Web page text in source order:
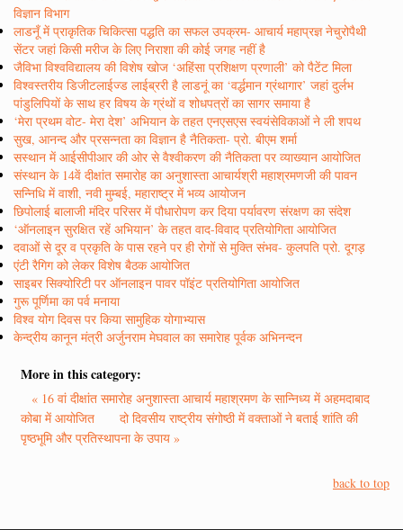
विज्ञान विभाग
लाडनूँ में प्राकृतिक चिकित्सा पद्धति का सफल उपक्रम- आचार्य महाप्रज्ञ नेचुरोपैथी
सेंटर जहां किसी मरीज के लिए निराशा की कोई जगह नहीं है
जैविभा विश्वविद्यालय की विशेष खोज ‘अहिंसा प्रशिक्षण प्रणाली’ को पैटेंट मिला
विश्वस्तरीय डिजीटलाईज्ड लाईब्ररी है लाडनूं का ‘वर्द्धमान ग्रंथागार’ जहां दुर्लभ
पांडुलिपियों के साथ हर विषय के ग्रंथों व शोधपत्रों का सागर समाया है
‘मेरा प्रथम वोट- मेरा देश’ अभियान के तहत एनएसएस स्वयंसेविकाओं ने ली शपथ
सुख, आनन्द और प्रसन्नता का विज्ञान है नैतिकता- प्रो. बीएम शर्मा
सस्थान में आईसीपीआर की ओर से वैश्वीकरण की नैतिकता पर व्याख्यान आयोजित
संस्थान के 14वें दीक्षांत समारोह का अनुशास्ता आचार्यश्री महाश्रमणजी की पावन
सन्निधि में वाशी, नवी मुम्बई, महाराष्ट्र में भव्य आयोजन
छिपोलाई बालाजी मंदिर परिसर में पौधारोपण कर दिया पर्यावरण संरक्षण का संदेश
‘ऑनलाइन सुरक्षित रहें अभियान’ के तहत वाद-विवाद प्रतियोगिता आयोजित
दवाओं से दूर व प्रकृति के पास रहने पर ही रोगों से मुक्ति संभव- कुलपति प्रो. दूगड़
एंटी रैगिग को लेकर विशेष बैठक आयोजित
साइबर सिक्योरिटी पर ऑनलाइन पावर पॉइंट प्रतियोगिता आयोजित
गुरू पूर्णिमा का पर्व मनाया
विश्व योग दिवस पर किया सामुहिक योगाभ्यास
केन्द्रीय कानून मंत्री अर्जुनराम मेघवाल का समारेाह पूर्वक अभिनन्दन
More in this category:
« 16 वां दीक्षांत समारोह अनुशास्ता आचार्य महाश्रमण के सान्निध्य में अहमदाबाद
कोबा में आयोजित
दो दिवसीय राष्ट्रीय संगोष्ठी में वक्ताओं ने बताई शांति की
पृष्ठभूमि और प्रतिस्थापना के उपाय »
back to top